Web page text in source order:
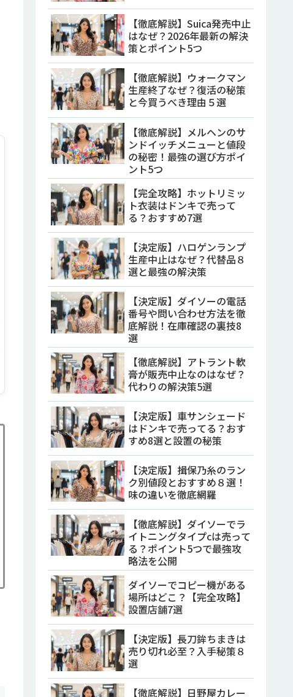
【徹底解説】Suica発売中止
はなぜ？2026年最新の解決
策とポイント5つ
【徹底解説】ウォークマン
生産終了なぜ？復活の秘策
と今買うべき理由５選
【徹底解説】メルヘンのサ
ンドイッチメニューと値段
の秘密！最強の選び方ポイ
ント5つ
【完全攻略】ホットリミッ
ト衣装はドンキで売って
る？おすすめ7選
【決定版】ハロゲンランプ
生産中止はなぜ？代替品８
選と最強の解決策
【決定版】ダイソーの電話
番号や問い合わせ方法を徹
底解説！在庫確認の裏技8
選
【徹底解説】アトラント軟
膏が販売中止なのはなぜ？
代わりの解決策5選
【決定版】車サンシェード
はドンキで売ってる？おす
すめ8選と設置の秘策
【決定版】揖保乃糸のラン
ク別値段とおすすめ８選！
味の違いを徹底網羅
【徹底解説】ダイソーでラ
イトニングタイプcは売って
る？ポイント5つで最強攻
略法を公開
ダイソーでコピー機がある
場所はどこ？【完全攻略】
設置店舗7選
【決定版】長刀鉾ちまきは
売り切れ必至？入手秘策８
選
【徹底解説】日野屋カレー